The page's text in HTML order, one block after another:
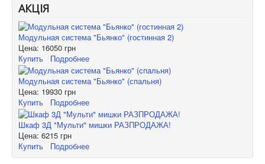
АКЦІЯ
Модульная система "Бьянко" (гостинная 2)
Цена: 16050 грн
Купить
Подробнее
Модульная система "Бьянко" (спальня)
Цена: 19930 грн
Купить
Подробнее
Шкаф 3Д "Мульти" мишки РАЗПРОДАЖА!
Цена: 6215 грн
Купить
Подробнее